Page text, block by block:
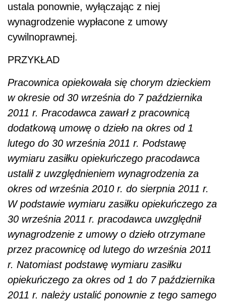
ustala ponownie, wyłączając z niej
wynagrodzenie wypłacone z umowy
cywilnoprawnej.
PRZYKŁAD
Pracownica opiekowała się chorym dzieckiem
w okresie od 30 września do 7 października
2011 r. Pracodawca zawarł z pracownicą
dodatkową umowę o dzieło na okres od 1
lutego do 30 września 2011 r. Podstawę
wymiaru zasiłku opiekuńczego pracodawca
ustalił z uwzględnieniem wynagrodzenia za
okres od września 2010 r. do sierpnia 2011 r.
W podstawie wymiaru zasiłku opiekuńczego za
30 września 2011 r. pracodawca uwzględnił
wynagrodzenie z umowy o dzieło otrzymane
przez pracownicę od lutego do września 2011
r. Natomiast podstawę wymiaru zasiłku
opiekuńczego za okres od 1 do 7 października
2011 r. należy ustalić ponownie z tego samego